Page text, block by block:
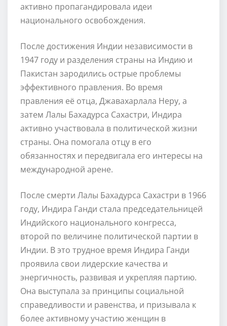
активно пропагандировала идеи
национального освобождения.
После достижения Индии независимости в
1947 году и разделения страны на Индию и
Пакистан зародились острые проблемы
эффективного правления. Во время
правления её отца, Джавахарлала Неру, а
затем Лалы Бахадурса Сахастри, Индира
активно участвовала в политической жизни
страны. Она помогала отцу в его
обязанностях и передвигала его интересы на
международной арене.
После смерти Лалы Бахадурса Сахастри в 1966
году, Индира Ганди стала председательницей
Индийского национального конгресса,
второй по величине политической партии в
Индии. В это трудное время Индира Ганди
проявила свои лидерские качества и
энергичность, развивая и укрепляя партию.
Она выступала за принципы социальной
справедливости и равенства, и призывала к
более активному участию женщин в